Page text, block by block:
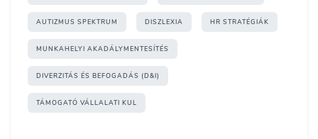
AUTIZMUS SPEKTRUM DISZLEXIA HR STRATÉGIÁK
MUNKAHELYI AKADÁLYMENTESÍTÉS
DIVERZITÁS ÉS BEFOGADÁS (D&I)
TÁMOGATÓ VÁLLALATI KUL